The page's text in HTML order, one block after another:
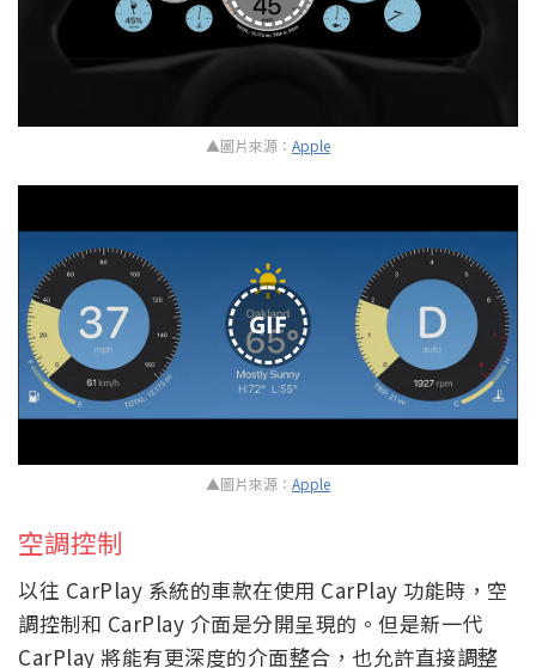
▲圖片來源： Apple
GIF
▲圖片來源： Apple
空調控制
以往 CarPlay 系統的車款在使用 CarPlay 功能時，空
調控制和 CarPlay 介面是分開呈現的。但是新一代
CarPlay 將能有更深度的介面整合，也允許直接調整